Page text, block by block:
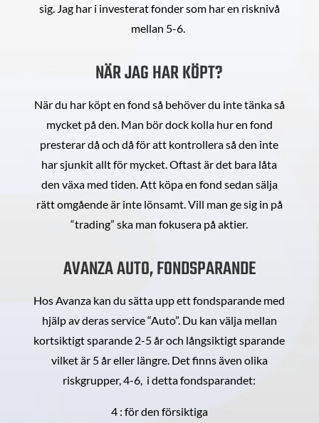
sig. Jag har i investerat fonder som har en risknivå
mellan 5-6.
NÄR JAG HAR KÖPT?
När du har köpt en fond så behöver du inte tänka så
mycket på den. Man bör dock kolla hur en fond
presterar då och då för att kontrollera så den inte
har sjunkit allt för mycket. Oftast är det bara låta
den växa med tiden. Att köpa en fond sedan sälja
rätt omgående är inte lönsamt. Vill man ge sig in på
“trading” ska man fokusera på aktier.
AVANZA AUTO, FONDSPARANDE
Hos Avanza kan du sätta upp ett fondsparande med
hjälp av deras service “Auto”. Du kan välja mellan
kortsiktigt sparande 2-5 år och långsiktigt sparande
vilket är 5 år eller längre. Det finns även olika
riskgrupper, 4-6, i detta fondsparandet:
4 : för den försiktiga